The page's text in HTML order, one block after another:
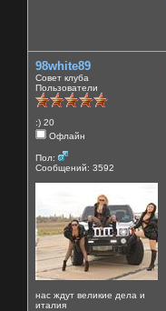
98white89
Совет клуба
Пользователи
:) 20
Офлайн
Пол:
Сообщений: 3592
нас ждут великие дела и
италия